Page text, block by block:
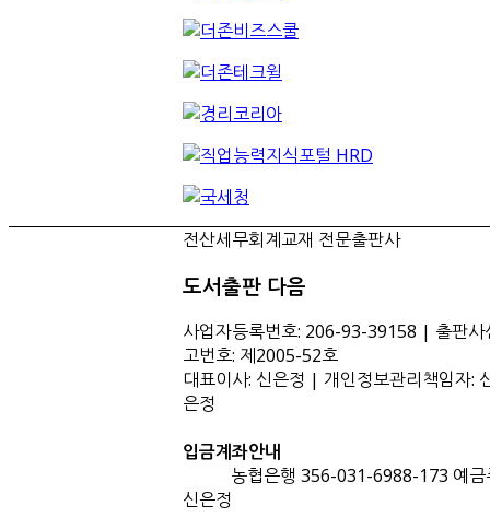
전산세무회계교재 전문출판사
도서출판 다음
사업자등록번호: 206-93-39158 | 출판사
고번호: 제2005-52호
대표이사: 신은정 | 개인정보관리책임자:
은정
입금계좌안내
농협은행 356-031-6988-173 예금
신은정